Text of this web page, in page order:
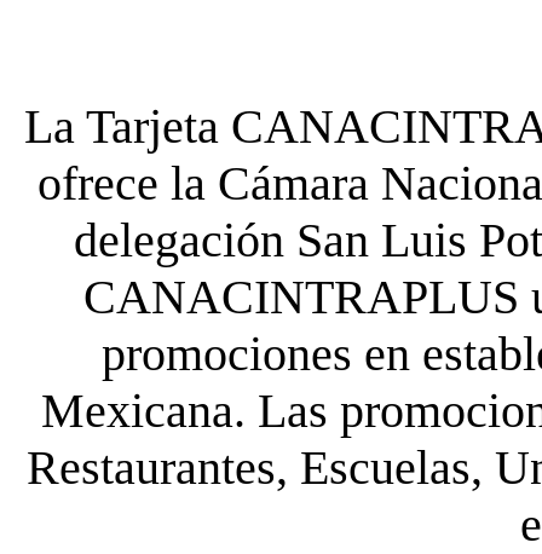
La Tarjeta
ofrece la Cámara
delegación San Luis
CANACINTRAPLUS
promociones en
Mexicana. Las
Restaurantes, Escuelas,